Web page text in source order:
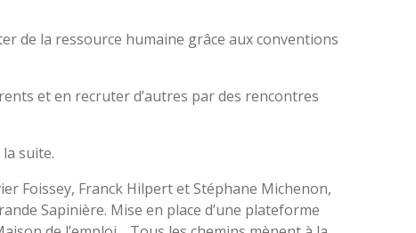
de la ressource humaine grâce aux conventions
et en recruter d’autres par des rencontres
suite.
Foissey, Franck Hilpert et Stéphane Michenon,
Sapinière. Mise en place d’une plateforme